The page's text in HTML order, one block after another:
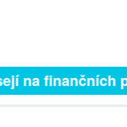
na finančních